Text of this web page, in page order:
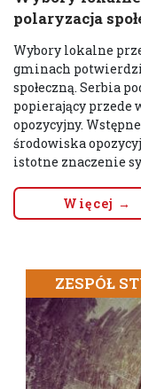
polaryzacja
Wybory lokalne
gminach
społeczną. Serbia
popierający przede
opozycyjny.
środowiska
istotne znaczenie
Więcej →
ZESPÓŁ